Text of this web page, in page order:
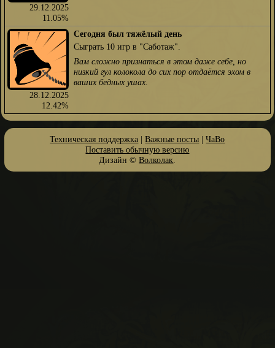
29.12.2025
11.05%
28.12.2025
12.42%
Сегодня был тяжёлый день
Сыграть 10 игр в "Саботаж".
Вам сложно признаться в этом даже себе, но
низкий гул колокола до сих пор отдаётся эхом в
ваших бедных ушах.
Техническая поддержка |Важные посты |ЧаВо
Поставить обычную версию
Дизайн ©Волколак